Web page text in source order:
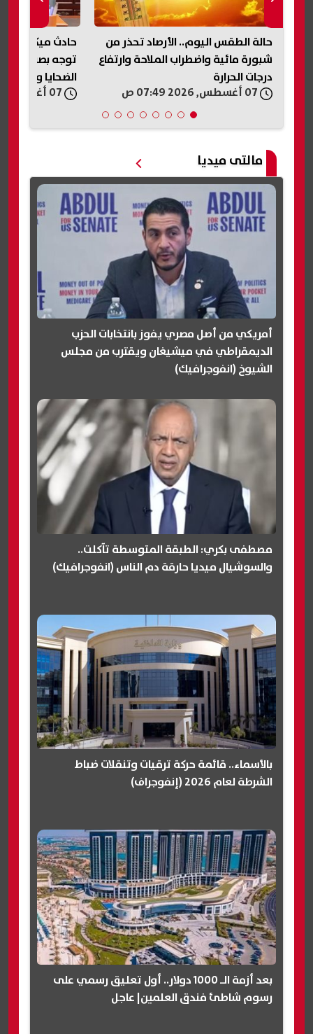
حالة الطقس اليوم.. الأرصاد تحذر من
شبورة مائية واضطراب الملاحة وارتفاع
درجات الحرارة
حادث ميكروباص
توجه بصرف
الضحايا
مالتى ميديا
أمريكي من أصل مصري يفوز بانتخابات الحزب
الديمقراطي في ميشيغان ويقترب من مجلس
الشيوخ (انفوجرافيك)
مصطفى بكري: الطبقة المتوسطة تآكلت..
والسوشيال ميديا حارقة دم الناس (انفوجرافيك)
بالأسماء.. قائمة حركة ترقيات وتنقلات ضباط
الشرطة لعام 2026 (إنفوجراف)
بعد أزمة الـ 1000 دولار.. أول تعليق رسمي على
رسوم شاطئ فندق العلمين| عاجل